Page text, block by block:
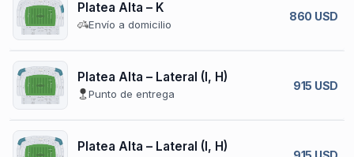
Platea Alta – K
Envío a domicilio
860 USD
Platea Alta – Lateral (I, H)
Punto de entrega
915 USD
Platea Alta – Lateral (I, H)